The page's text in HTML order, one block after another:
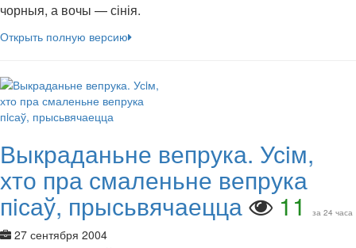
чорныя, а вочы — сінія.
Открыть полную версию
Выкраданьне вепрука. Усiм,
хто пра смаленьне вепрука
пiсаў, прысьвячаецца 11 за 24 часа
27 сентября 2004